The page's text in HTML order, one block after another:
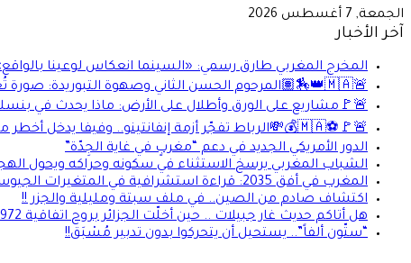
الجمعة, 7 أغسطس 2026
آخر الأخبار
المخرج المغربي طارق رسمي: «السينما انعكاس لوعينا
🚨🇲🇦👑🏇🏽المرحوم الحسن الثاني وصهوة التبوريدة: صورة تُعيد كتابة الذاكرة المغربية
🚨🚩مشاريع على الورق وأطلال على الأرض: ماذا يحدث في
🚨🚩⚽🇲🇦💰💸الرباط تفجّر أزمة إنفانتينو.. وفيفا يدخل أخطر منعطف في عهده..
الدور الأمريكي الجديد في دعم “مغربٍ في غاية الجِدّة”
الشباب المغربي يرسخ الاستثناء في سكونه وحراكه ويحول
المغرب في أفق 2035: قراءة استشرافية في المتغيرات الجيوسياسية وتحليل المخاطر والفرص لبناء دولة صاعدة قوية.
اكتشاف صادم من الصين.. في ملف سبتة ومليلية والجزر !!
هل أتاكم حديث غار جبيلات .. حين أخلّت الجزائر بروح اتفاقية 1972
“ستّون ألفاً”.. يستحيل أن يتحركوا بدون تدبير مُسْبَق!!